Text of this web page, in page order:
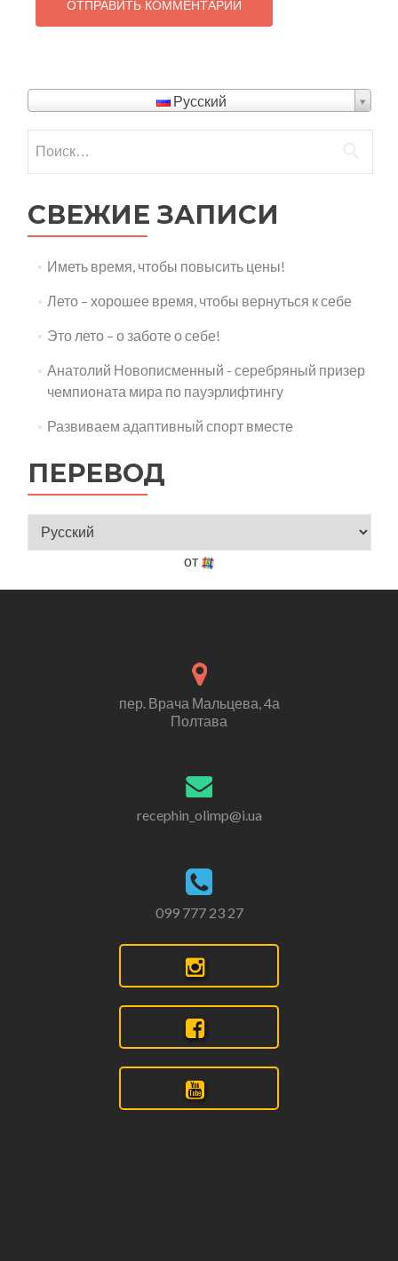
Русский
СВЕЖИЕ ЗАПИСИ
Иметь время, чтобы повысить цены!
Лето – хорошее время, чтобы вернуться к себе
Это лето – о заботе о себе!
Анатолий Новописменный - серебряный призер
чемпионата мира по пауэрлифтингу
Развиваем адаптивный спорт вместе
ПЕРЕВОД
от
пер. Врача Мальцева, 4а
Полтава
recephin_olimp@i.ua
099 777 23 27